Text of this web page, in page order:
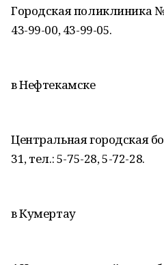
Городская поликлиника №
43-99-00, 43-99-05.
в Нефтекамске
Центральная городская
31, тел.: 5-75-28, 5-72-28.
в Кумертау